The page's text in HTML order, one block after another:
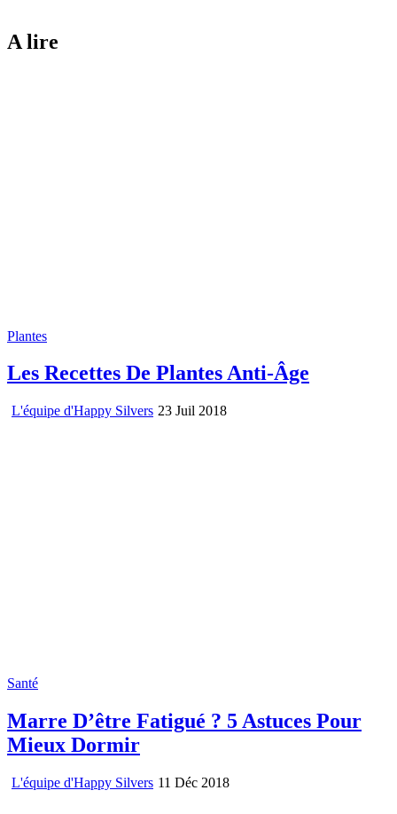
A lire
Plantes
Les Recettes De Plantes Anti-Âge
L'équipe d'Happy Silvers 23 Juil 2018
Santé
Marre D’être Fatigué ? 5 Astuces Pour
Mieux Dormir
L'équipe d'Happy Silvers 11 Déc 2018